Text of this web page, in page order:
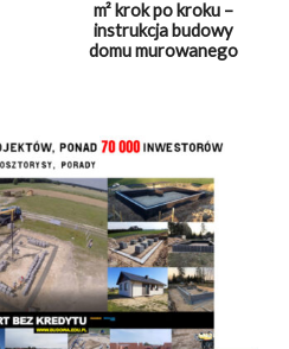
m² krok po kroku –
instrukcja budowy
domu murowanego